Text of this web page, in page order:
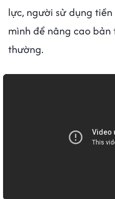
lực, người sử dụng
mình để nâng cao
thường.